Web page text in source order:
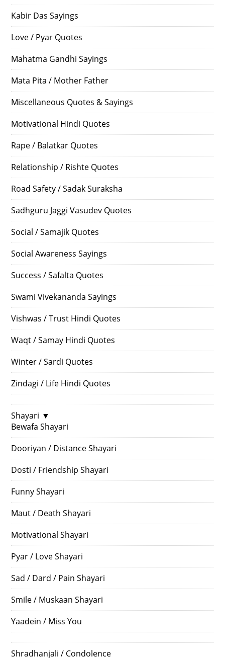
Kabir Das Sayings
Love / Pyar Quotes
Mahatma Gandhi Sayings
Mata Pita / Mother Father
Miscellaneous Quotes & Sayings
Motivational Hindi Quotes
Rape / Balatkar Quotes
Relationship / Rishte Quotes
Road Safety / Sadak Suraksha
Sadhguru Jaggi Vasudev Quotes
Social / Samajik Quotes
Social Awareness Sayings
Success / Safalta Quotes
Swami Vivekananda Sayings
Vishwas / Trust Hindi Quotes
Waqt / Samay Hindi Quotes
Winter / Sardi Quotes
Zindagi / Life Hindi Quotes
Shayari ▼
Bewafa Shayari
Dooriyan / Distance Shayari
Dosti / Friendship Shayari
Funny Shayari
Maut / Death Shayari
Motivational Shayari
Pyar / Love Shayari
Sad / Dard / Pain Shayari
Smile / Muskaan Shayari
Yaadein / Miss You
Shradhanjali / Condolence